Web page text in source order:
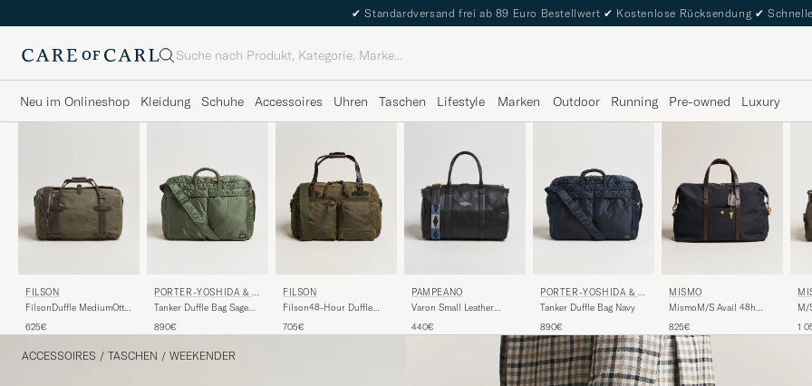
✔ Standardversand frei ab 89 Euro Bestellwert ✔ Kostenlose Rücksendung ✔
Suche
Neu im Onlineshop Kleidung Schuhe Accessoires Uhren Taschen Lifestyle Marken Outdoor Running Pre-owned Luxury
FILSON
FilsonDuffle MediumOtter
625€
PORTER-YOSHIDA & C
O.
Tanker Duffle Bag Sage
890€
FILSON
Filson48-Hour Duffle
705€
PAMPEANO
Varon Small Leather
440€
PORTER-YOSHIDA & C
O.
Tanker Duffle Bag Navy
890€
MISMO
MismoM/S Avail 48h
WeekendbagNavy/Dark
Brown
825€
M/
1
ACCESSOIRES / TASCHEN / WEEKENDER